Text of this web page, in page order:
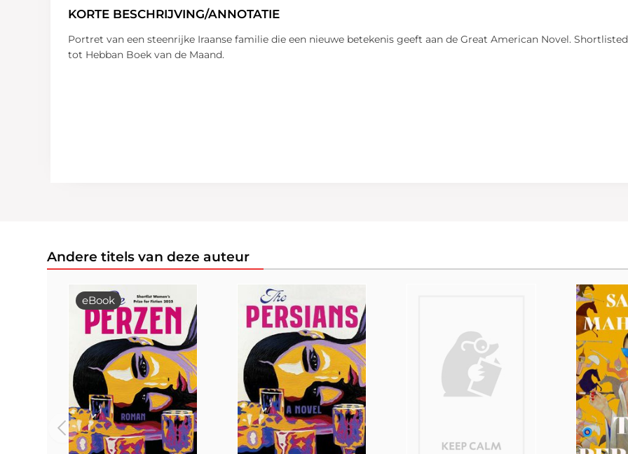
KORTE BESCHRIJVING/ANNOTATIE
Portret van een steenrijke Iraanse familie die een nieuwe betekenis geeft aan de Great American Novel.
tot Hebban Boek van de Maand.
Andere titels van deze auteur
eBook